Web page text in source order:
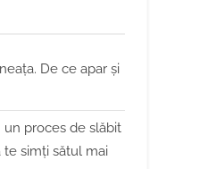
De ce apar și
proces de slăbit
te simți sătul mai